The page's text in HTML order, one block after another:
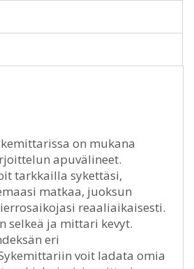
on mukana
apuvälineet.
tarkkailla sykettäsi,
matkaa, juoksun
reaaliaikaisesti.
selkeä ja mittari kevyt.
eri
voit ladata omia